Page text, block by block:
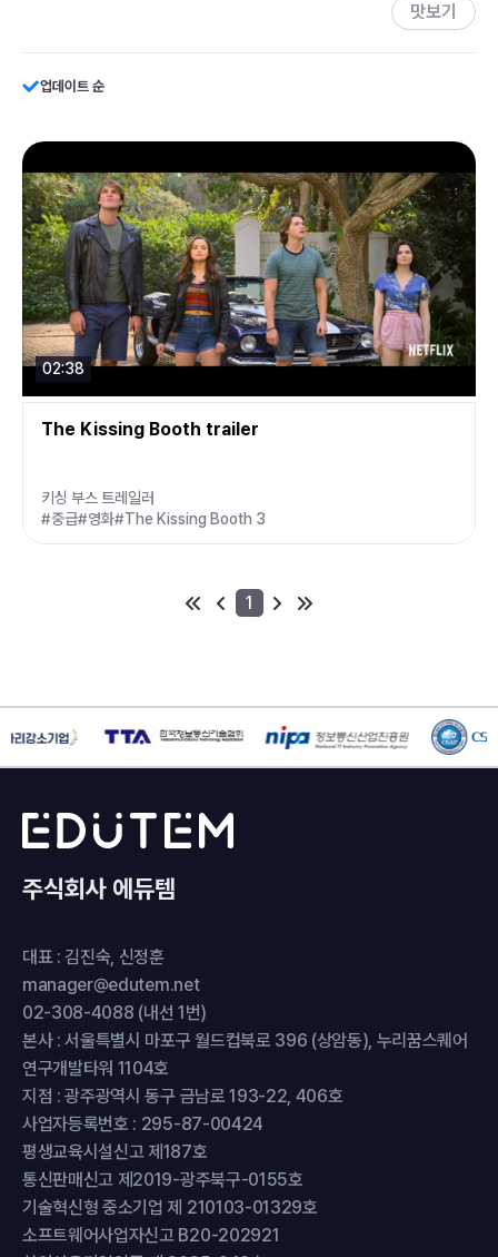
맛보기
업데이트 순
02:38
The Kissing Booth trailer
키싱 부스 트레일러
#중급#영화#The Kissing Booth 3
1
주식회사 에듀템
대표 : 김진숙, 신정훈
manager@edutem.net
02-308-4088 (내선 1번)
본사 : 서울특별시 마포구 월드컵북로 396 (상암동), 누리꿈스퀘어
연구개발타워 1104호
지점 : 광주광역시 동구 금남로 193-22, 406호
사업자등록번호 : 295-87-00424
평생교육시설신고 제187호
통신판매신고 제2019-광주북구-0155호
기술혁신형 중소기업 제 210103-01329호
소프트웨어사업자신고 B20-202921